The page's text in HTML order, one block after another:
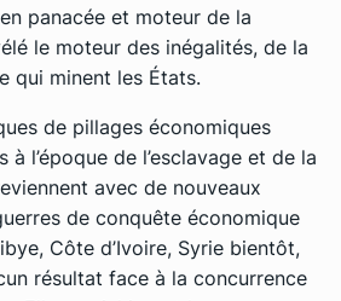
panacée et moteur de la
le moteur des inégalités, de la
qui minent les États.
de pillages économiques
l’époque de l’esclavage et de la
avec de nouveaux
de conquête économique
Côte d’Ivoire, Syrie bientôt,
résultat face à la concurrence